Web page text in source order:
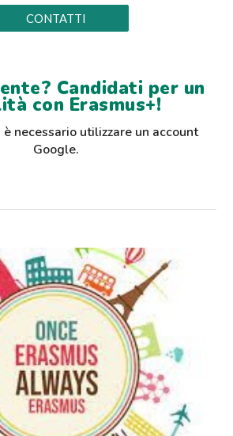
CONTATTI
Candidati per un
con Erasmus+!
è necessario utilizzare un account
Google.